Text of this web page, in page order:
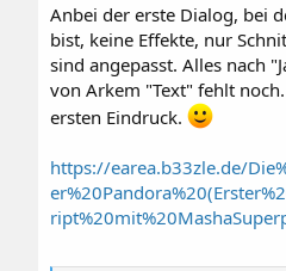
Anbei der erste Dialog, bei
bist, keine Effekte, nur
sind angepasst. Alles nach
von Arkem "Text" fehlt
ersten Eindruck.
https://earea.b33zle.de/